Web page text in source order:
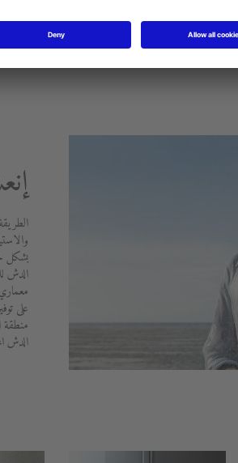
بشكل
الدش
على
الدش